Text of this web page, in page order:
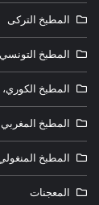
المطبخ التركى
المطبخ التونسي
المطبخ الكوري،
المطبخ المغربي
المطبخ
المعجنات